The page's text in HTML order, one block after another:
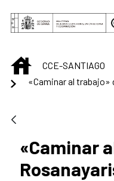
Skip to Main Content
INICIOCCE-SANTIAGO
«Caminar al trabajo»
«Caminar